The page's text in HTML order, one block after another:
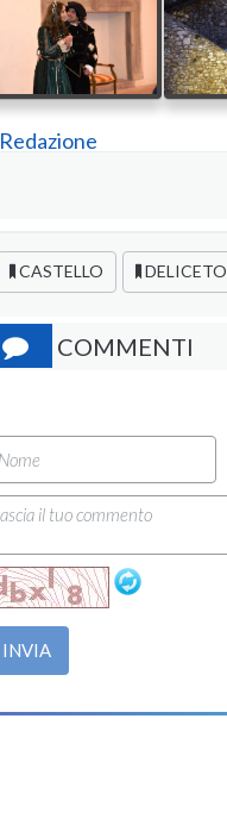
Redazione
CASTELLO DELICETO
COMMENTI
INVIA